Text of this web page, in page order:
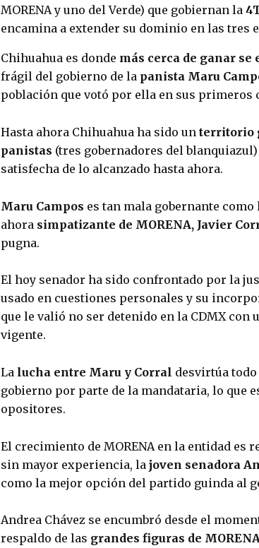
MORENA y uno del Verde) que gobiernan la
encamina a extender su dominio en las tres
Chihuahua es donde más cerca de ganar se
frágil del gobierno de la panista Maru
población que votó por ella en sus primeros
Hasta ahora Chihuahua ha sido un territorio
panistas (tres gobernadores del
satisfecha de lo alcanzado hasta ahora.
Maru Campos es tan mala gobernante
ahora simpatizante de MORENA, Javier
pugna.
El hoy senador ha sido confrontado por la
usado en cuestiones personales y su
que le valió no ser detenido en la CDMX con
vigente.
La lucha entre Maru y Corral desvirtúa
gobierno por parte de la mandataria, lo que
opositores.
El crecimiento de MORENA en la entidad es
sin mayor experiencia, la joven senadora
como la mejor opción del partido guinda al
Andrea Chávez se encumbró desde el
respaldo de las grandes figuras de